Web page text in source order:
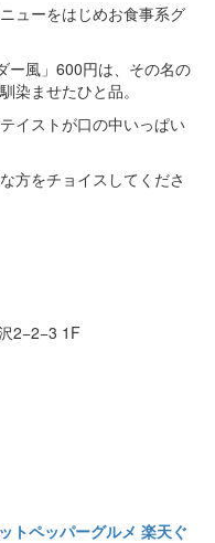
ューをはじめお食事系グ
ー風」600円は、その名の
染ませたひと品。
イストが口の中いっぱい
方をチョイスしてくださ
2−2−3 1F
トペッパーグルメ 楽天ぐ